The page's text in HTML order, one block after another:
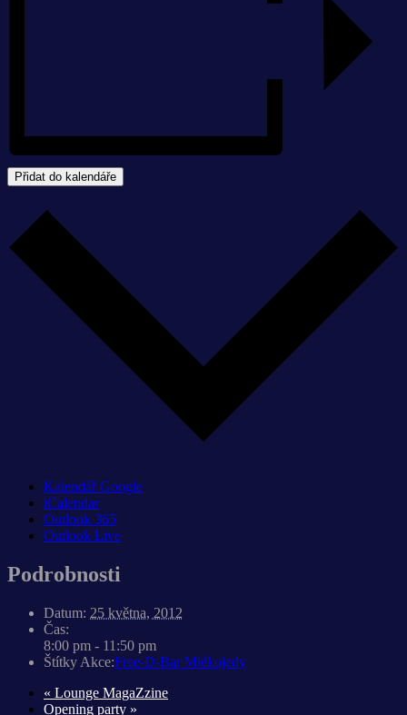
Přidat do kalendáře
Kalendář Google
iCalendar
Outlook 365
Outlook Live
Podrobnosti
Datum: 25 května, 2012
Čas:
8:00 pm - 11:50 pm
Štítky Akce:Free-D-Bar Mlékojedy
« Lounge MagaZzine
Opening party »